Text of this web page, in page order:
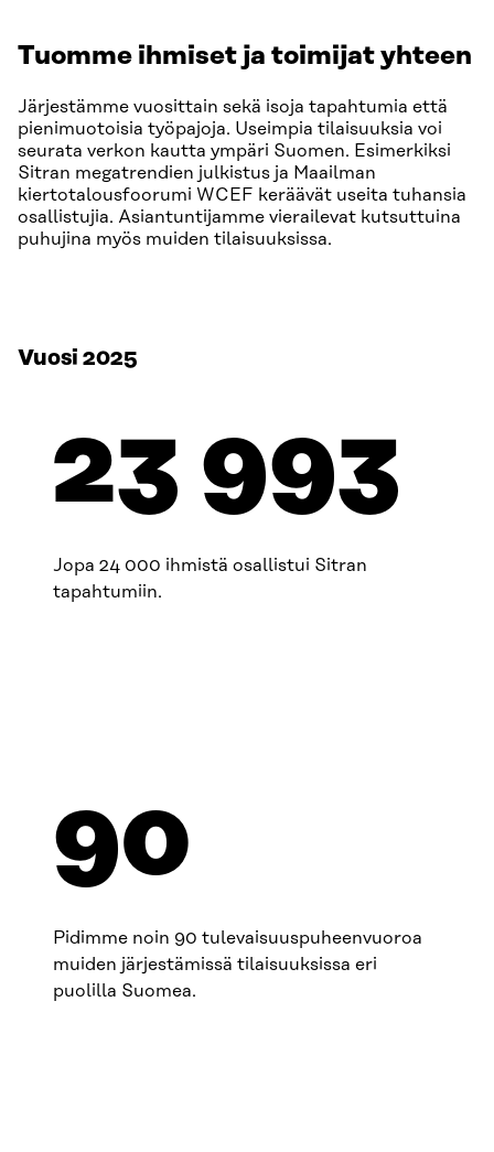
Tuomme ihmiset ja toimijat yhteen
Järjestämme vuosittain sekä isoja tapahtumia että
pienimuotoisia työpajoja. Useimpia tilaisuuksia voi
seurata verkon kautta ympäri Suomen. Esimerkiksi
Sitran megatrendien julkistus ja Maailman
kiertotalousfoorumi WCEF keräävät useita tuhansia
osallistujia. Asiantuntijamme vierailevat kutsuttuina
puhujina myös muiden tilaisuuksissa.
Vuosi 2025
24 000
Jopa 24 000 ihmistä osallistui Sitran
tapahtumiin.
90
Pidimme noin 90 tulevaisuuspuheenvuoroa
muiden järjestämissä tilaisuuksissa eri
puolilla Suomea.